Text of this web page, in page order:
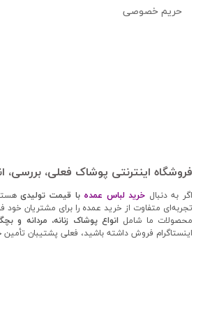
حریم خصوصی
فروشگاه اینترنتی پوشاک فعلی، بررسی،
اگر به دنبال خرید لباس عمده با قیمت تولیدی
تجربه‌ای متفاوت از خرید عمده را برای مشتریان
محصولات ما شامل انواع پوشاک زنانه، مردانه و
اینستاگرام فروش داشته باشید، فعلی پشتیبان